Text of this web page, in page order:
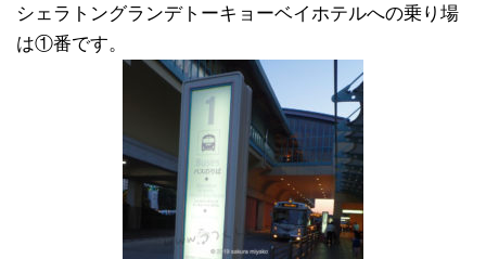
シェラトングランデトーキョーベイホテルへの乗り場
は①番です。